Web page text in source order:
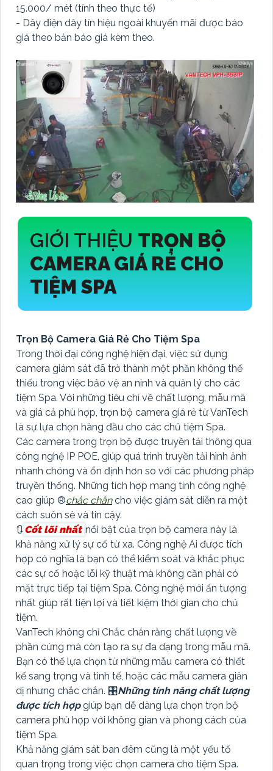
15.000/ mét (tính theo thực tế)
- Dây điện dây tín hiệu ngoài khuyến mãi được báo
giá theo bản báo giá kèm theo.
GIỚI THIỆU TRỌN BỘ
CAMERA GIÁ RẺ CHO
TIỆM SPA
Trọn Bộ Camera Giá Rẻ Cho Tiệm Spa
Trong thời đại công nghệ hiện đại, việc sử dụng
camera giám sát đã trở thành một phần không thể
thiếu trong việc bảo vệ an ninh và quản lý cho các
tiệm Spa. Với những tiêu chí về chất lượng, mẫu mã
và giá cả phù hợp, trọn bộ camera giá rẻ từ VanTech
là sự lựa chọn hàng đầu cho các chủ tiệm Spa.
Các camera trong trọn bộ được truyền tải thông qua
công nghệ IP POE, giúp quá trình truyền tải hình ảnh
nhanh chóng và ổn định hơn so với các phương pháp
truyền thống. Những tích hợp mang tính công nghệ
cao giúp ®️chắc chắncho việc giám sát diễn ra một
cách suôn sẻ và tin cậy.
🔃Cốt lõi nhất nổi bật của trọn bộ camera này là
khả năng xử lý sự cố từ xa. Công nghệ Ai được tích
hợp có nghĩa là bạn có thể kiểm soát và khắc phục
các sự cố hoặc lỗi kỹ thuật mà không cần phải có
mặt trực tiếp tại tiệm Spa. Công nghệ mới ấn tượng
nhất giúp rất tiện lợi và tiết kiệm thời gian cho chủ
tiệm.
VanTech không chỉ Chắc chắn rằng chất lượng về
phần cứng mà còn tạo ra sự đa dạng trong mẫu mã.
Bạn có thể lựa chọn từ những mẫu camera có thiết
kế sang trọng và tinh tế, hoặc các mẫu camera giản
dị nhưng chắc chắn. 🎛Những tính năng chất lượng
được tích hợpgiúp bạn dễ dàng lựa chọn trọn bộ
camera phù hợp với không gian và phong cách của
tiệm Spa.
Khả năng giám sát ban đêm cũng là một yếu tố
quan trọng trong việc chọn camera cho tiệm Spa.